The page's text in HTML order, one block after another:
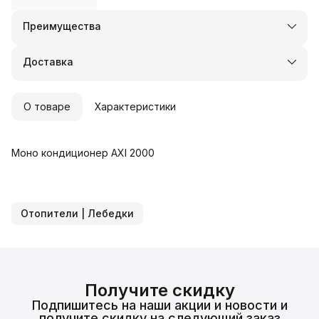
Преимущества
Оплата частями в Сплит
Удобный возврат
Доставка
О товаре Характеристики
Моно кондиционер AXI 2000
Отопители | Лебедки
Получите скидку
Подпишитесь на наши акции и новости и